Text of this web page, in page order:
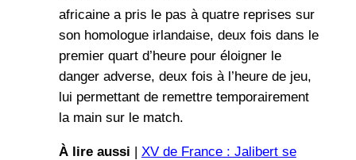
africaine a pris le pas à quatre reprises sur
son homologue irlandaise, deux fois dans le
premier quart d’heure pour éloigner le
danger adverse, deux fois à l’heure de jeu,
lui permettant de remettre temporairement
la main sur le match.
À lire aussi | XV de France : Jalibert se